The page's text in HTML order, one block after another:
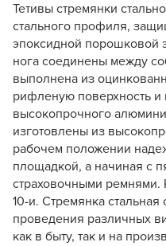
Тетивы стремянки
стального профиля,
эпоксидной порошковой
нога соединены между
выполнена из
рифленую поверхность и
высокопрочного
изготовлены из
рабочем положении
площадкой, а начиная с
страховочными ремнями.
10-и. Стремянка
проведения различных
как в быту, так и на